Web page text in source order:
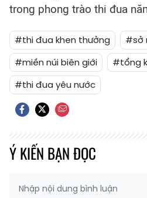
trong phong trào thi đua
#thi đua khen thưởng
#sở
#miền núi biên giới
#tổng
#thi đua yêu nước
Ý KIẾN BẠN ĐỌC